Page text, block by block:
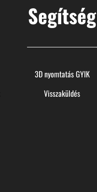
Segítség
3D nyomtatás GYIK
Visszaküldés